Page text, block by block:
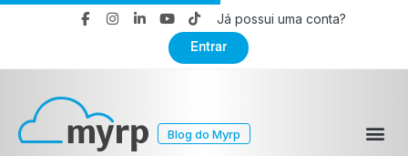
Já possui uma conta?
Entrar
Blog do Myrp